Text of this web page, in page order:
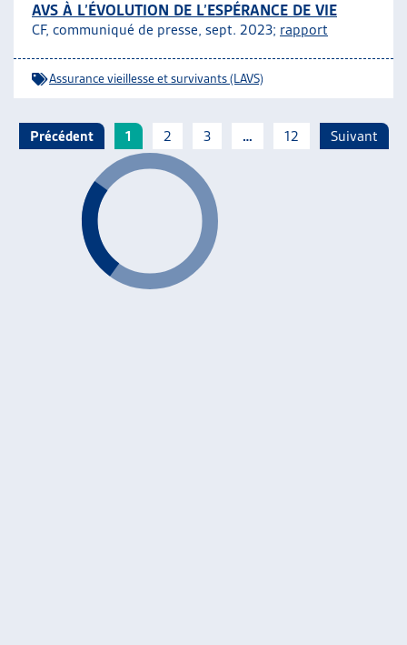
AVS À L’ÉVOLUTION DE L’ESPÉRANCE DE VIE
CF, communiqué de presse, sept. 2023; rapport
Assurance vieillesse et survivants (LAVS)
Précédent 1 2 3 … 12 Suivant